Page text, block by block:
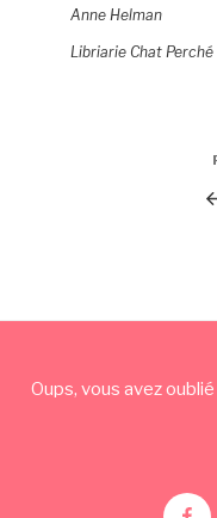
Anne Helman
Libriarie Chat Perché
Oups, vous avez